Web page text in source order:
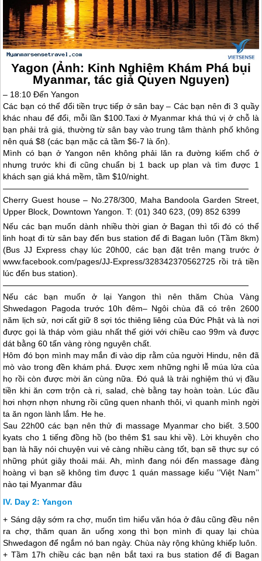
Yagon (Ảnh: Kinh Nghiệm Khám Phá bụi
Myanmar, tác giả Quyen Nguyen)
– 18:10 Đến Yangon
Các bạn có thể đổi tiền trực tiếp ở sân bay – Các bạn nên đi 3 quầy
khác nhau để đổi, mỗi lần $100.Taxi ở Myanmar khá thú vị ở chỗ là
bạn phải trả giá, thường từ sân bay vào trung tâm thành phố không
nên quá $8 (các bạn mặc cả tầm $6-7 là ổn).
Mình có bạn ở Yangon nên không phải lăn ra đường kiếm chổ ở
nhưng trước khi đi cũng chuẩn bị 1 back up plan và tìm được 1
khách sạn giá khá mềm, tầm $10/night.
——————————————————————————————
Cherry Guest house – No.278/300, Maha Bandoola Garden Street,
Upper Block, Downtown Yangon. T: (01) 340 623, (09) 852 6399
Nếu các bạn muốn dành nhiều thời gian ở Bagan thì tối đó có thể
linh hoạt đi từ sân bay đến bus station để đi Bagan luôn (Tầm 8km)
(Bus JJ Express chạy lúc 20h00, các bạn đặt trên mạng trước ở
www.facebook.com/pages/JJ-Express/328342370562725 rồi trả tiền
lúc đến bus station).
——————————————————————————————
Nếu các bạn muốn ở lại Yangon thì nên thăm Chùa Vàng
Shwedagon Pagoda trước 10h đêm– Ngôi chùa đã có trên 2600
năm lịch sử, nơi cất giữ 8 sợi tóc thiêng liêng của Đức Phật và là nơi
được gọi là tháp vòm giàu nhất thế giới với chiều cao 99m và được
dát bằng 60 tấn vàng ròng nguyên chất.
Hôm đó bọn mình may mắn đi vào dịp rằm của người Hindu, nên đã
mò vào trong đền khám phá. Được xem những nghi lễ múa lửa của
họ rồi còn được mời ăn cùng nữa. Đó quả là trải nghiệm thú vị đầu
tiền khi ăn cơm trộn cà ri, salad, chè bằng tay hoàn toàn. Lúc đầu
hơi nhợn nhợn nhưng rồi cũng quen nhanh thôi, vì quanh mình ngời
ta ăn ngon lành lắm. He he.
Sau 22h00 các bạn nên thử đi massage Myanmarcho biết. 3.500
kyats cho 1 tiếng đồng hồ (bo thêm $1 sau khi về). Lời khuyên cho
bạn là hãy nói chuyện vui vẻ càng nhiều càng tốt, bạn sẽ thực sự có
những phút giây thoải mái. Ah, mình đang nói đến massage đàng
hoàng vì bạn sẽ không tìm được 1 quán massage kiểu ‘’Việt Nam’’
nào tại Myanmar đâu
Day 2: Yangon
+ Sáng dậy sớm ra chợ, muốn tìm hiểu văn hóa ở đâu cũng đều nên
ra chợ, thăm quan ăn uống xong thì bọn mình đi quay lại chùa
Shwedagon để ngắm nó ban ngày. Chùa này rộng khủng khiếp luôn.
+ Tầm 17h chiều các bạn nên bắt taxi ra bus station để đi Bagan